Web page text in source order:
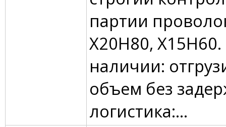
партии
Х20Н80, Х15Н60.
наличии:
объем без
логистика:...